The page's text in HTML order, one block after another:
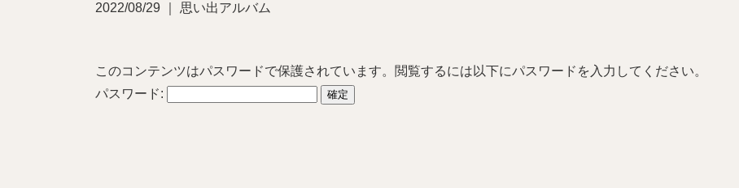
2022/08/29 ｜ 思い出アルバム
このコンテンツはパスワードで保護されています。閲覧するには以下にパスワードを入力してください。
パスワード: